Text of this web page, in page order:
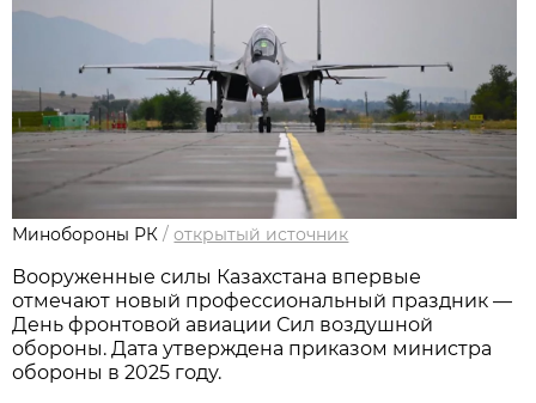
Минобороны РК /открытый источник
Вооруженные силы Казахстана впервые
отмечают новый профессиональный праздник —
День фронтовой авиации Сил воздушной
обороны. Дата утверждена приказом министра
обороны в 2025 году.